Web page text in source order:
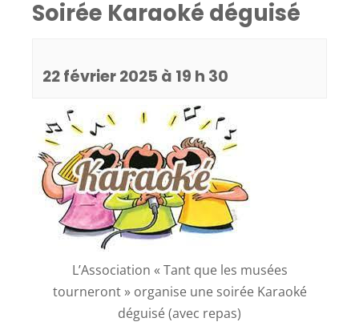
Soirée Karaoké déguisé
22 février 2025 à 19 h 30
L’Association « Tant que les musées
tourneront » organise une soirée Karaoké
déguisé (avec repas)